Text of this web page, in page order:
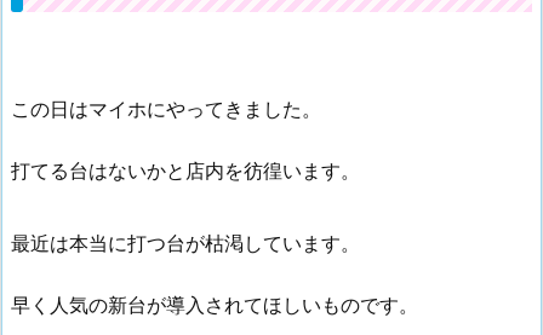
この日はマイホにやってきました。
打てる台はないかと店内を彷徨います。
最近は本当に打つ台が枯渇しています。
早く人気の新台が導入されてほしいものです。